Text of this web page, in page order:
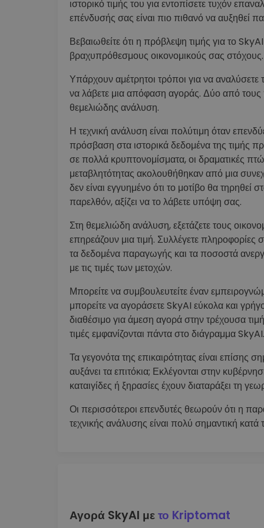
ιστορικό τιμής του για εντοπίσετε τυχόν
επένδυσής σας είναι πιο πιθανό να αυξηθεί
Βεβαιωθείτε ότι η πρόβλεψη τιμής για το
βραχυπρόθεσμους οικονομικούς σας στόχους.
Υπάρχουν αμέτρητοι τρόποι για να
να λάβετε μια απόφαση αγοράς. Δύο από τους
θεμελιώδης ανάλυση.
Η τεχνική ανάλυση είναι πολύτιμη όταν
πρόσβαση στα ιστορικά δεδομένα της τιμής
σε πολλά κρυπτονομίσματα, οι δραματικές
μεταβλητότητας ακολουθήθηκαν από μια
δεν είναι εγγυημένο ότι το μοτίβο θα τηρηθεί
παρελθόν, αξίζει να το λάβετε υπόψη σας.
Στη θεμελιώδη ανάλυση, εξετάζετε τους
επηρεάζουν μια τιμή. Συλλέγετε πληροφορίες
τα δεδομένα παραγωγής και τα ποσοστά
με τις τιμές των μετοχών.
Μπορείτε να συμβουλευτείτε έναν
μπορείτε να αγοράσετε SkyAI εύκολα και
διαθέσιμο για άμεση αγορά στην τρέχουσα
τιμές εμφανίζονται πάντα στο διάγραμμα SkyAI.
Τα γεγονότα της επικαιρότητας είναι επίσης
αυξάνει τα επιτόκια; Εκλέγονται στην
καταιγίδες ή ξηρασίες έχουν διαταράξει τη
Οι περισσότεροι επενδυτές θεωρούν ότι η
τεχνικής ανάλυσης είναι πολύ σημαντική
Αγορά SkyAI μετο Kriptomat